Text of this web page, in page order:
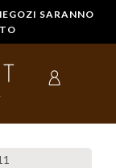
SARANNO